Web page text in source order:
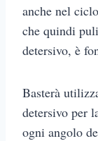
anche nel
che quindi
detersivo, è
Basterà
detersivo per
ogni angolo